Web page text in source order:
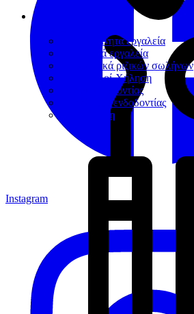
Μηχανοκίνητα εργαλεία
Δακτυλικά εργαλεία
Εμφρακτικά ριζικών σωλήνων
Διακλυσμοί-Χήληση
Κώνοι ενδοδοντίας
Βοηθήματα ενδοδοντίας
Απομόνωση
Instagram